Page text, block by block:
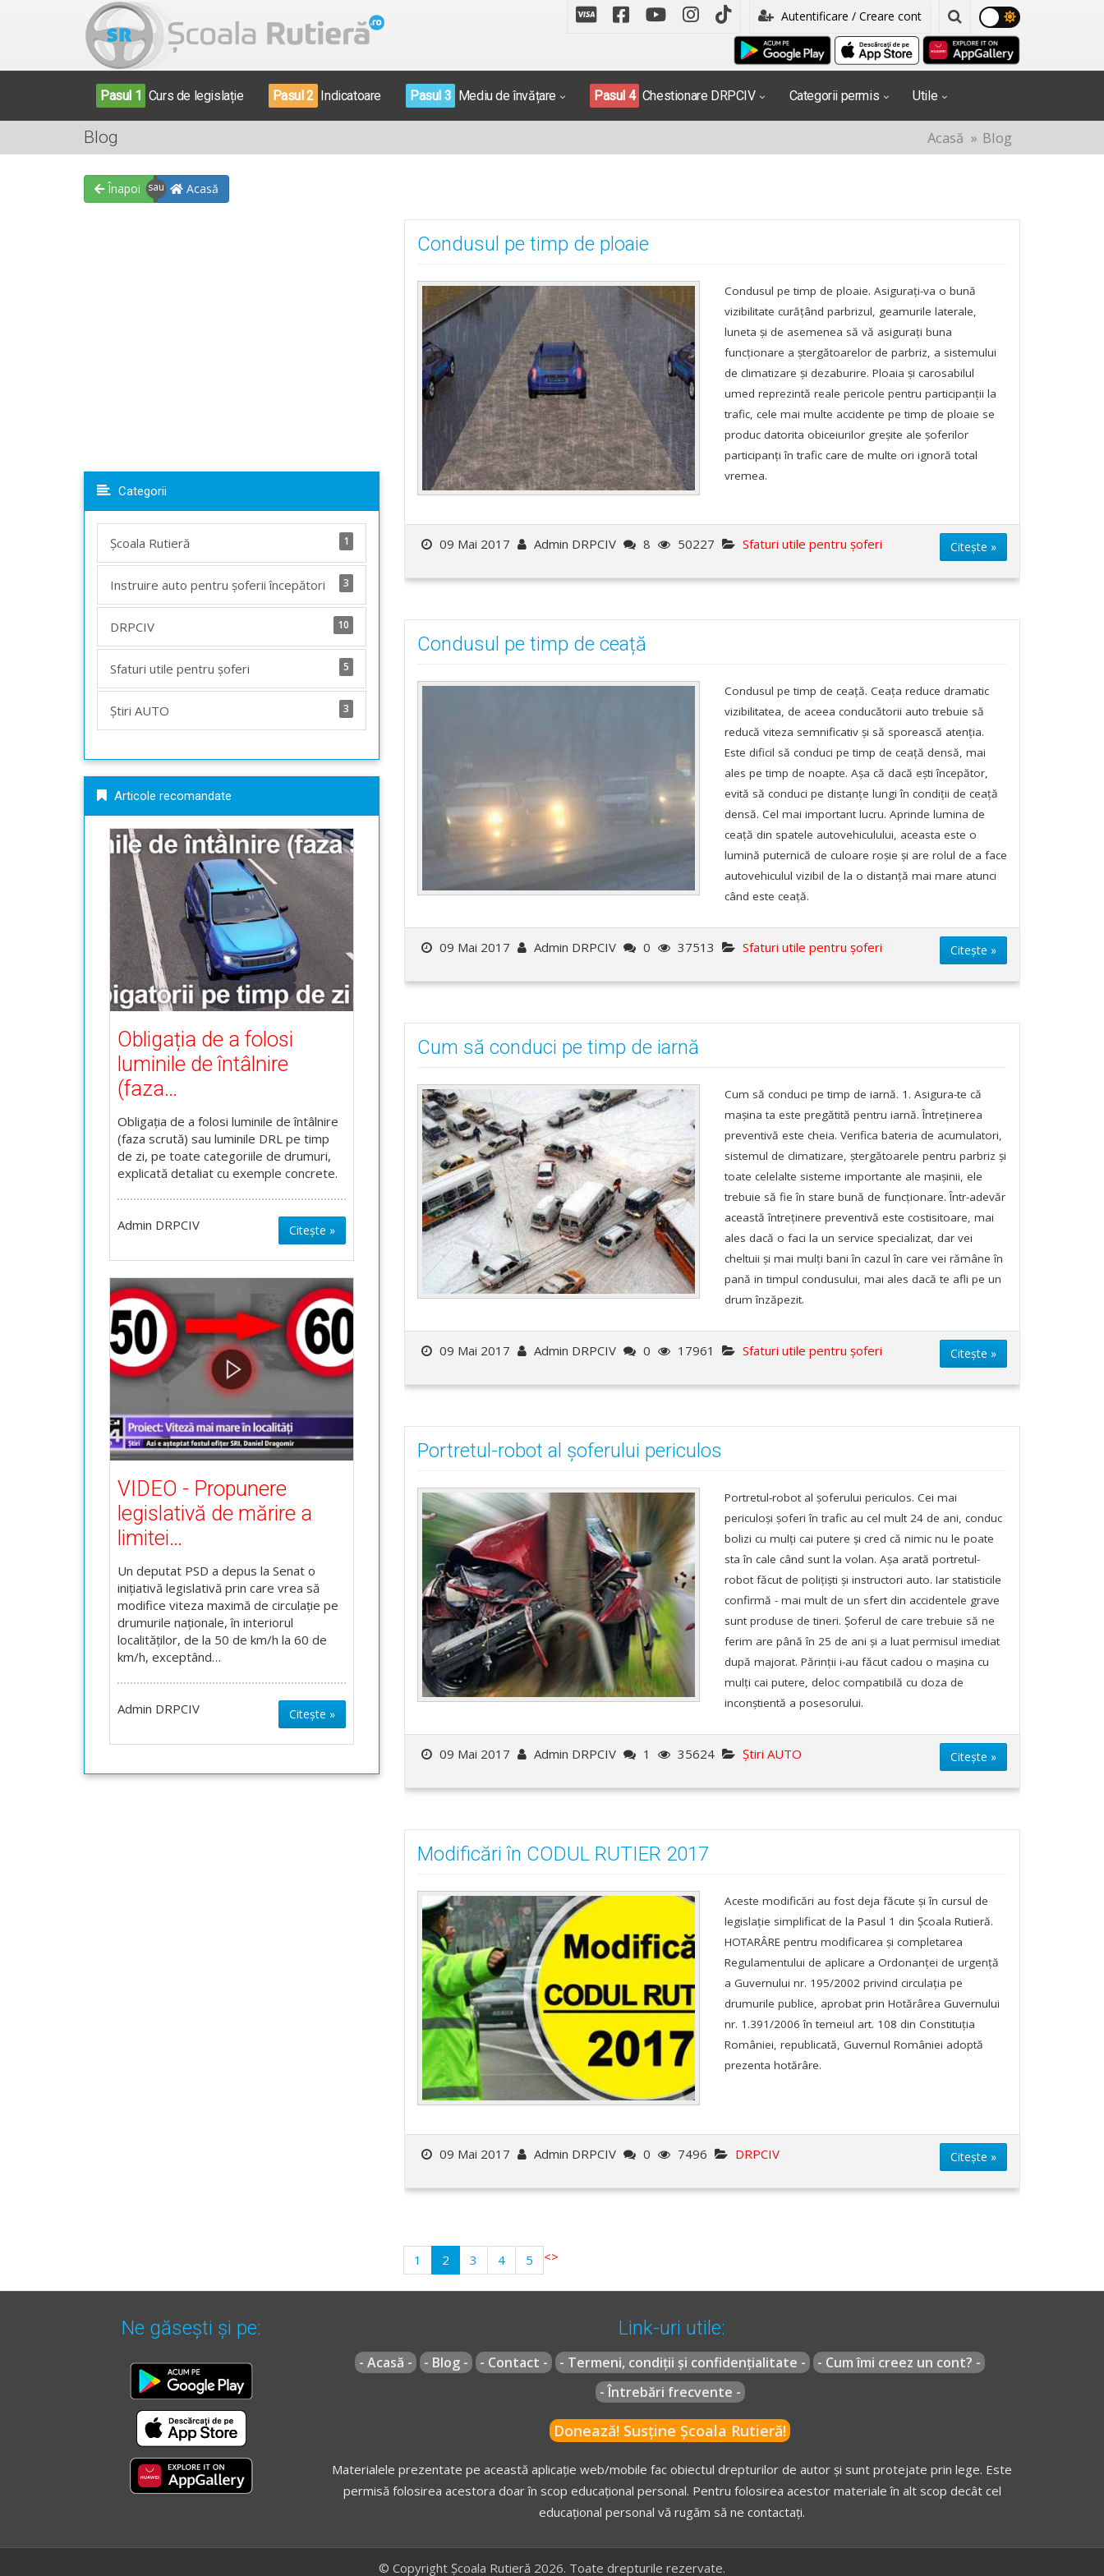
Autentificare / Creare cont
Pasul 1 Curs de legislație Pasul 2 Indicatoare Pasul 3 Mediu de învățare Pasul 4 Chestionare DRPCIV Categorii permis Utile
Blog Acasă Blog
Înapoi Acasă
Condusul pe timp de ploaie
Condusul pe timp de ploaie. Asigurați-va o bună
vizibilitate curățând parbrizul, geamurile laterale,
luneta și de asemenea să vă asigurați buna
funcționare a ștergătoarelor de parbriz, a sistemului
de climatizare și dezaburire. Ploaia și carosabilul
umed reprezintă reale pericole pentru participanții la
trafic, cele mai multe accidente pe timp de ploaie se
produc datorita obiceiurilor greșite ale șoferilor
participanți în trafic care de multe ori ignoră total
vremea.
09 Mai 2017 Admin DRPCIV 8 50227 Sfaturi utile pentru șoferi Citește »
Condusul pe timp de ceață
Condusul pe timp de ceață. Ceața reduce dramatic
vizibilitatea, de aceea conducătorii auto trebuie să
reducă viteza semnificativ și să sporească atenția.
Este dificil să conduci pe timp de ceață densă, mai
ales pe timp de noapte. Așa că dacă ești începător,
evită să conduci pe distanțe lungi în condiții de ceață
densă. Cel mai important lucru. Aprinde lumina de
ceață din spatele autovehiculului, aceasta este o
lumină puternică de culoare roșie și are rolul de a face
autovehiculul vizibil de la o distanță mai mare atunci
când este ceață.
09 Mai 2017 Admin DRPCIV 0 37513 Sfaturi utile pentru șoferi Citește »
Cum să conduci pe timp de iarnă
Cum să conduci pe timp de iarnă. 1. Asigura-te că
mașina ta este pregătită pentru iarnă. Întreținerea
preventivă este cheia. Verifica bateria de acumulatori,
sistemul de climatizare, ștergătoarele pentru parbriz și
toate celelalte sisteme importante ale mașinii, ele
trebuie să fie în stare bună de funcționare. Într-adevăr
această întreținere preventivă este costisitoare, mai
ales dacă o faci la un service specializat, dar vei
cheltuii și mai mulți bani în cazul în care vei rămâne în
pană in timpul condusului, mai ales dacă te afli pe un
drum înzăpezit.
09 Mai 2017 Admin DRPCIV 0 17961 Sfaturi utile pentru șoferi Citește »
Portretul-robot al șoferului periculos
Portretul-robot al șoferului periculos. Cei mai
periculoși șoferi în trafic au cel mult 24 de ani, conduc
bolizi cu mulți cai putere și cred că nimic nu le poate
sta în cale când sunt la volan. Așa arată portretul-
robot făcut de polițiști și instructori auto. Iar statisticile
confirmă - mai mult de un sfert din accidentele grave
sunt produse de tineri. Șoferul de care trebuie să ne
ferim are până în 25 de ani și a luat permisul imediat
după majorat. Părinții i-au făcut cadou o mașina cu
mulți cai putere, deloc compatibilă cu doza de
inconștientă a posesorului.
09 Mai 2017 Admin DRPCIV 1 35624 Știri AUTO Citește »
Modificări în CODUL RUTIER 2017
Aceste modificări au fost deja făcute și în cursul de
legislație simplificat de la Pasul 1 din Școala Rutieră.
HOTARÂRE pentru modificarea și completarea
Regulamentului de aplicare a Ordonanței de urgență
a Guvernului nr. 195/2002 privind circulația pe
drumurile publice, aprobat prin Hotărârea Guvernului
nr. 1.391/2006 în temeiul art. 108 din Constituția
României, republicată, Guvernul României adoptă
prezenta hotărâre.
09 Mai 2017 Admin DRPCIV 0 7496 DRPCIV Citește »
<
1 2 3 4 5 >
Categorii
1
Școala Rutieră
3
Instruire auto pentru șoferii începători
10
DRPCIV
5
Sfaturi utile pentru șoferi
3
Știri AUTO
Articole recomandate
Obligația de a folosi
luminile de întâlnire
(faza…
Obligația de a folosi luminile de întâlnire
(faza scrută) sau luminile DRL pe timp
de zi, pe toate categoriile de drumuri,
explicată detaliat cu exemple concrete.
Admin DRPCIV Citește »
VIDEO - Propunere
legislativă de mărire a
limitei…
Un deputat PSD a depus la Senat o
inițiativă legislativă prin care vrea să
modifice viteza maximă de circulație pe
drumurile naționale, în interiorul
localităților, de la 50 de km/h la 60 de
km/h, exceptând…
Admin DRPCIV Citește »
Ne găsești și pe: Link-uri utile:
- Acasă - - Blog - - Contact - - Termeni, condiții și confidențialitate -
- Cum îmi creez un cont? -
- Întrebări frecvente -
Donează! Susține Școala Rutieră!
Materialele prezentate pe această aplicație web/mobile fac obiectul drepturilor de autor și sunt protejate prin lege. Este
permisă folosirea acestora doar în scop educațional personal. Pentru folosirea acestor materiale în alt scop decât cel
educațional personal vă rugăm să ne contactați.
© Copyright Școala Rutieră 2026. Toate drepturile rezervate.